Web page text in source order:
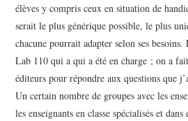
élèves y compris ceux en situation de
serait le plus générique possible, le plus
chacune pourrait adapter selon ses
Lab 110 qui a qui a été en charge ; on a
éditeurs pour répondre aux questions que
Un certain nombre de groupes avec les
les enseignants en classe spécialisés et